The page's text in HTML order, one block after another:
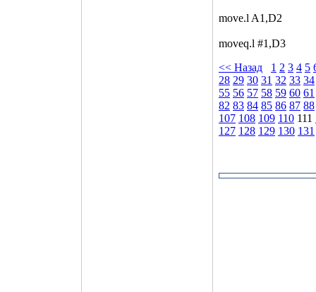
move.l A1,D2
moveq.l #1,D3
<< Назад
1 2 3 4 5
28 29 30 31 32 33 34
55 56 57 58 59 60 61
82 83 84 85 86 87 88
107 108 109 110 111
127 128 129 130 131